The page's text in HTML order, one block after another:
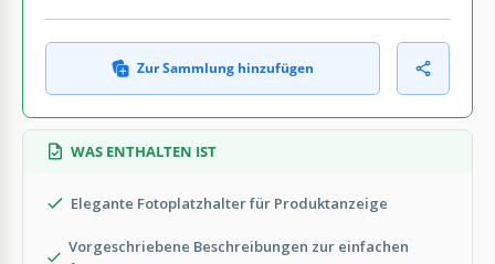
Zur Sammlung hinzufügen
WAS ENTHALTEN IST
Elegante Fotoplatzhalter für Produktanzeige
Vorgeschriebene Beschreibungen zur einfachen